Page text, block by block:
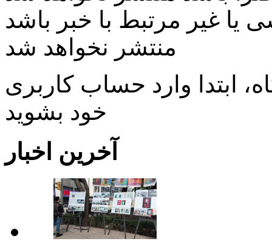
یا غیر مرتبط با خبر باشد
منتشر نخواهد شد
ابتدا وارد حساب كاربری
خود بشويد
آخرین اخبار